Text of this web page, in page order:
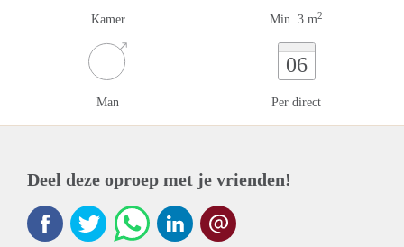
Kamer Min. 3 m2
Man
06
Per direct
Deel deze oproep met je vrienden!